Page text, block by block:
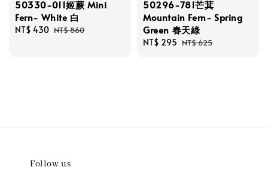
50330-011姬蕨 Mini
Fern- White 白
Sale
NT$ 430 Regular
NT$ 860
50296-781芒萁
Mountain Fern- Spring
Green 春天綠
Sale
NT$ 295 Regular
NT$ 625
Follow us